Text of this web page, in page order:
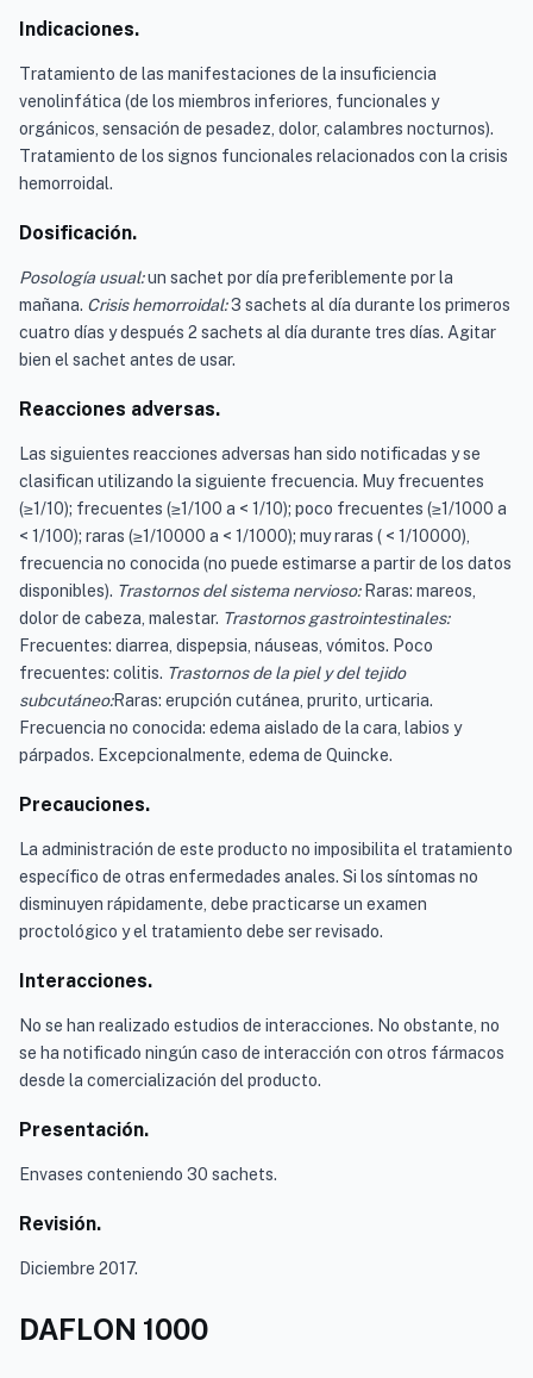
Indicaciones.
Tratamiento de las manifestaciones de la insuficiencia
venolinfática (de los miembros inferiores, funcionales y
orgánicos, sensación de pesadez, dolor, calambres nocturnos).
Tratamiento de los signos funcionales relacionados con la crisis
hemorroidal.
Dosificación.
Posología usual:un sachet por día preferiblemente por la
mañana. Crisis hemorroidal:3 sachets al día durante los primeros
cuatro días y después 2 sachets al día durante tres días. Agitar
bien el sachet antes de usar.
Reacciones adversas.
Las siguientes reacciones adversas han sido notificadas y se
clasifican utilizando la siguiente frecuencia. Muy frecuentes
(≥1/10); frecuentes (≥1/100 a < 1/10); poco frecuentes (≥1/1000 a
< 1/100); raras (≥1/10000 a < 1/1000); muy raras ( < 1/10000),
frecuencia no conocida (no puede estimarse a partir de los datos
disponibles). Trastornos del sistema nervioso:Raras: mareos,
dolor de cabeza, malestar. Trastornos gastrointestinales:
Frecuentes: diarrea, dispepsia, náuseas, vómitos. Poco
frecuentes: colitis. Trastornos de la piel y del tejido
subcutáneo:Raras: erupción cutánea, prurito, urticaria.
Frecuencia no conocida: edema aislado de la cara, labios y
párpados. Excepcionalmente, edema de Quincke.
Precauciones.
La administración de este producto no imposibilita el tratamiento
específico de otras enfermedades anales. Si los síntomas no
disminuyen rápidamente, debe practicarse un examen
proctológico y el tratamiento debe ser revisado.
Interacciones.
No se han realizado estudios de interacciones. No obstante, no
se ha notificado ningún caso de interacción con otros fármacos
desde la comercialización del producto.
Presentación.
Envases conteniendo 30 sachets.
Revisión.
Diciembre 2017.
DAFLON 1000